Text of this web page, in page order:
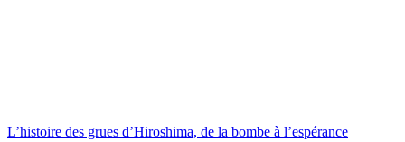
L’histoire des grues d’Hiroshima, de la bombe à l’espérance